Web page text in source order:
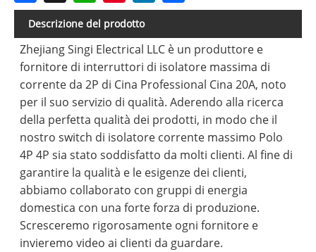
Descrizione del prodotto
Zhejiang Singi Electrical LLC è un produttore e
fornitore di interruttori di isolatore massima di
corrente da 2P di Cina Professional Cina 20A, noto
per il suo servizio di qualità. Aderendo alla ricerca
della perfetta qualità dei prodotti, in modo che il
nostro switch di isolatore corrente massimo Polo
4P 4P sia stato soddisfatto da molti clienti. Al fine di
garantire la qualità e le esigenze dei clienti,
abbiamo collaborato con gruppi di energia
domestica con una forte forza di produzione.
Scresceremo rigorosamente ogni fornitore e
invieremo video ai clienti da guardare.